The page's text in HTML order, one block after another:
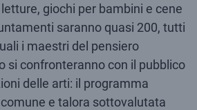
giochi per bambini e cene
saranno quasi 200, tutti
i maestri del pensiero
si confronteranno con il pubblico
delle arti: il programma
e talora sottovalutata